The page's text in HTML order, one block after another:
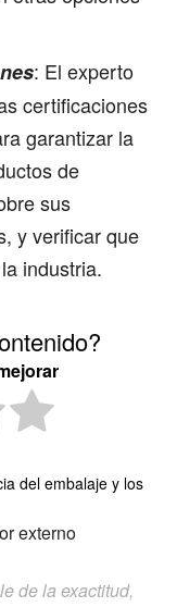
: El experto
certificaciones
garantizar la
de
sus
y verificar que
industria.
del embalaje y los
externo
de la exactitud,